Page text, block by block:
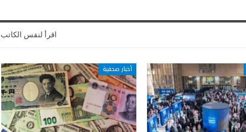
اقرأ لنفس الكاتب
أخبار صحفية